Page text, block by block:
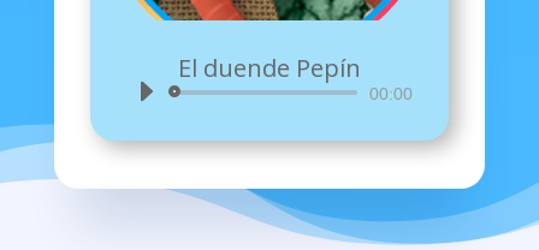
El duende Pepín
Reproductor
audio
00:00